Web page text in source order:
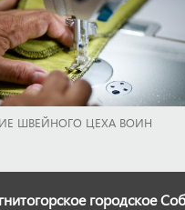
ШВЕЙНОГО ЦЕХА ВОИН
городское